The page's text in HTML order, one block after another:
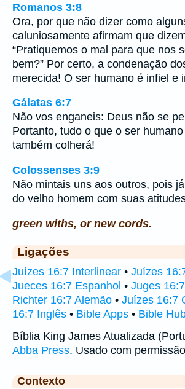
Romanos 3:8
Ora, por que não dizer como
caluniosamente afirmam que
“Pratiquemos o mal para que nos
bem?” Por certo, a condenação
merecida! O ser humano é infiel e
Gálatas 6:7
Não vos enganeis: Deus não se
Portanto, tudo o que o ser
também colherá!
Colossenses 3:9
Não mintais uns aos outros, pois
do velho homem com suas
green withs, or new cords.
Ligações
Juízes 16:7 Interlinear • Juízes
Jueces 16:7 Espanhol • Juges
Richter 16:7 Alemão • Juízes 16:7
16:7 Inglês • Bible Apps • Bible
Bíblia King James Atualizada
Abba Press. Usado com
Contexto